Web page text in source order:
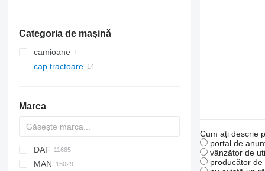
Categoria de maşină
camioane
cap tractoare
Marca
Q-series
X-Series
320
C-series
DAF
AS
Eagle
Cargo
Cascadia
ZX
Daily
4300
NPR
3DX
PC
D-series
AW
MAN
Cum ați descrie
portal de
vânzător de
producător